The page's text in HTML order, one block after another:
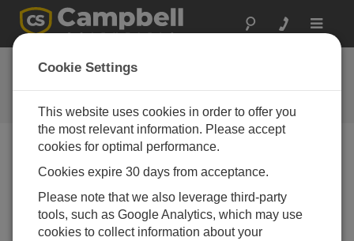
Toggle
Feedback
Let us know how we can improve
our website
Feedback Tool Unavailable
The page feedback tool is currently unavailable.
Cookie Settings
This website uses cookies in order to offer you
the most relevant information. Please accept
cookies for optimal performance.
Cookies expire 30 days from acceptance.
Please note that we also leverage third-party
tools, such as Google Analytics, which may use
cookies to collect information about your